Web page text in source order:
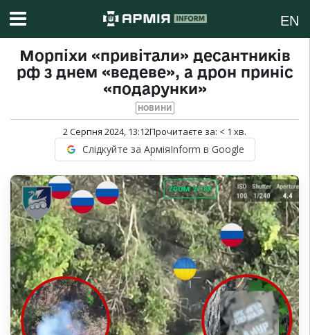
EN
Морпіхи «привітали» десантників
рф з днем «ведеве», а дрон приніс
«подарунки»
НОВИНИ
2 Серпня 2024, 13:12Прочитаєте за: < 1 хв.
Слідкуйте за АрміяInform в Google